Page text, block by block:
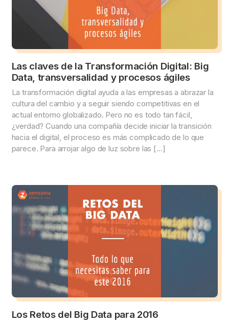
Las claves de la Transformación Digital: Big
Data, transversalidad y procesos ágiles
La transformación digital ayuda a las empresas a abrazar la
cultura del cambio y a seguir siendo competitivas en el
actual entorno globalizado. Pero no es todo tan fácil,
¿verdad? Cuando una compañía decide iniciar la transición
hacia el digital, el proceso es más complicado de lo que
parece. Para arrojar algo de luz sobre las […]
Los Retos del Big Data para 2016